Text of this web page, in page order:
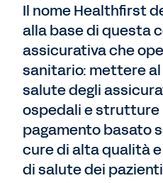
Il nome Healthfirst
alla base di questa
assicurativa che
sanitario: mettere
salute degli
ospedali e strutture
pagamento basato
cure di alta qualità
di salute dei